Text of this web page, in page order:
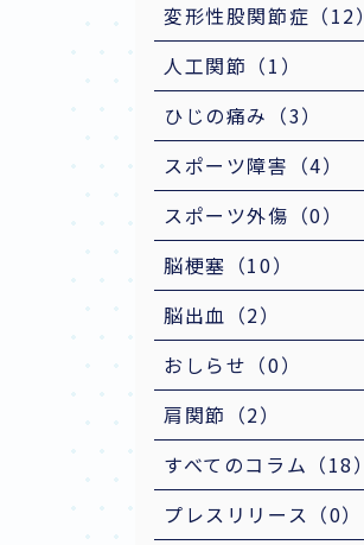
変形性股関節症（12）
人工関節（1）
ひじの痛み（3）
スポーツ障害（4）
スポーツ外傷（0）
脳梗塞（10）
脳出血（2）
おしらせ（0）
肩関節（2）
すべてのコラム（18）
プレスリリース（0）